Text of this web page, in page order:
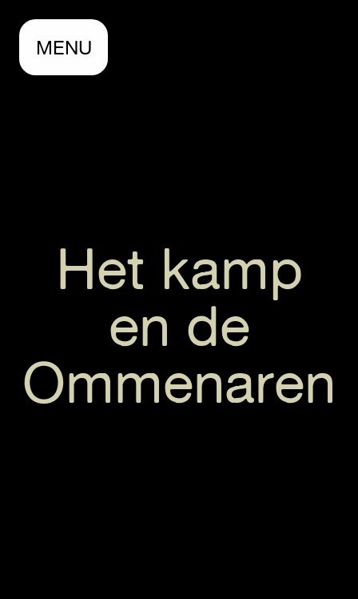
MENU
Het kamp
en de
Ommenaren